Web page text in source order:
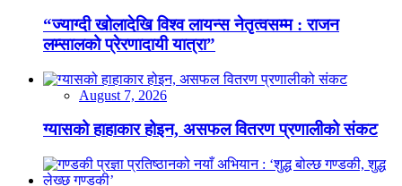
“ज्याग्दी खोलादेखि विश्व लायन्स नेतृत्वसम्म : राजन
लम्सालको प्रेरणादायी यात्रा”
August 7, 2026
ग्यासको हाहाकार होइन, असफल वितरण प्रणालीको संकट